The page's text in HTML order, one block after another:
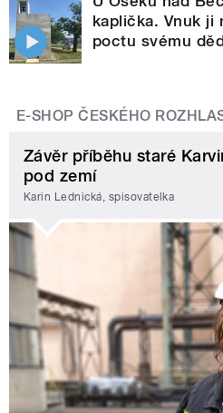
kaplička. Vnuk ji
poctu svému
E-SHOP ČESKÉHO
Závěr příběhu staré
pod zemí
Karin Lednická, spisovatelka